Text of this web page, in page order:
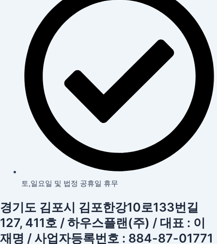
토,일요일 및 법정 공휴일 휴무
경기도 김포시 김포한강10로133번길
127, 411호 / 하우스플랜(주) / 대표 : 이
재명 / 사업자등록번호 : 884-87-01771